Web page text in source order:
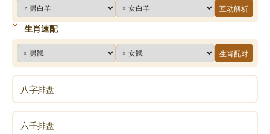
为其念佛。我们救放众生的性命，他们虽然满心感谢欢
喜，却都还是畜生，尚在三涂中受苦，未能真正解脱。
我们惟有以至诚心为其念三皈依，「皈依佛，不堕地
狱。皈依法，不堕饿鬼。皈依僧，不堕畜生。」令它们
均能走入佛门，成为佛弟子，使其于今生报尽速能脱离
三恶道中。而后以一句至高无上，统摄一切的「南无阿
弥陀佛」圣号盈盈满满地贯注其八识田中，既植道种，
以后因缘成熟时必能值遇佛法，念佛修行，往生西方，
互动解析
生肖速配
生肖配对
八字排盘
六壬排盘